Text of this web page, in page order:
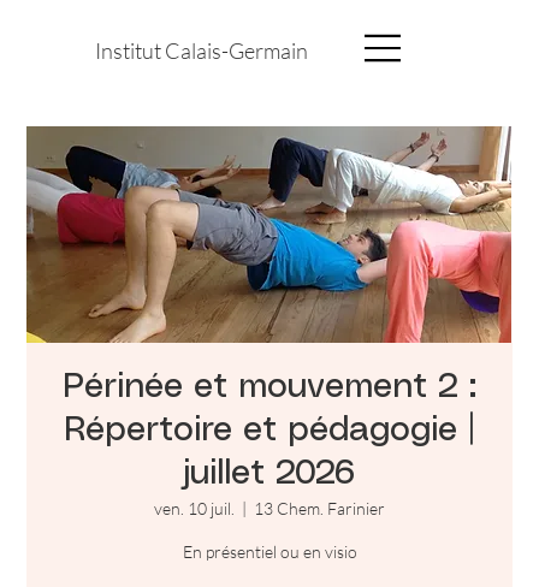
Institut Calais-Germain
Périnée et mouvement 2 :
Répertoire et pédagogie |
juillet 2026
ven. 10 juil.
  |
13 Chem. Farinier
En présentiel ou en visio